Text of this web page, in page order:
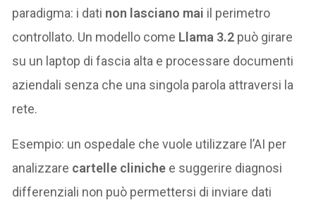
paradigma: i dati non lasciano mai il perimetro
controllato. Un modello come Llama 3.2 può girare
su un laptop di fascia alta e processare documenti
aziendali senza che una singola parola attraversi la
rete.
Esempio: un ospedale che vuole utilizzare l’AI per
analizzare cartelle cliniche e suggerire diagnosi
differenziali non può permettersi di inviare dati